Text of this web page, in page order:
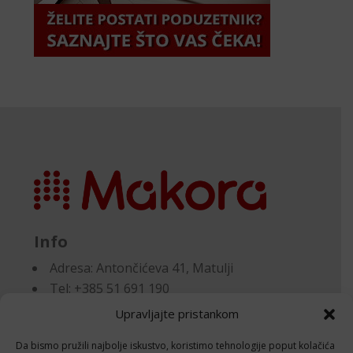
Upravljajte pristankom
Da bismo pružili najbolje iskustvo, koristimo tehnologije poput kolačića
Info
Adresa:Antončićeva 41, Matulji
Tel: +385 51 691 190
Email:knjigovodstvo@makora.hr